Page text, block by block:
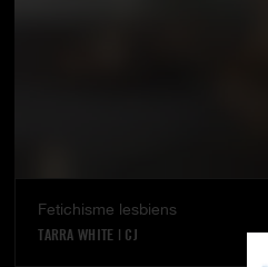
Fetichisme lesbiens
TARRA WHITE | CJ